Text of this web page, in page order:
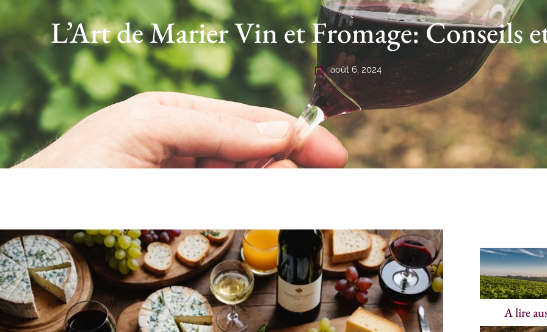
L’Art de Marier Vin et Fromage: Conseils
août 6, 2024
A lire